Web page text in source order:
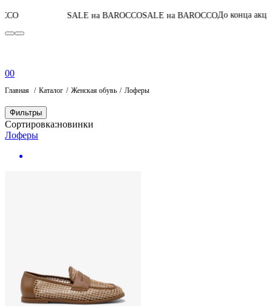
SALE на BAROCCO SALE на BAROCCO До конца акции06:22:20:42
00
Главная Каталог Женская обувь Лоферы
Фильтры
Сортировка:новинки
Лоферы